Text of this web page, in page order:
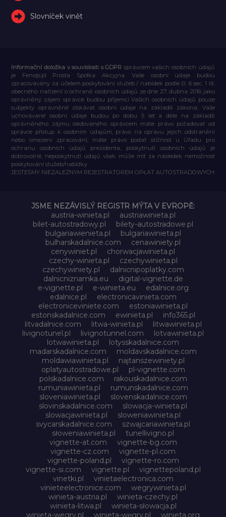
Slovníček vinět
Informační doložka v souvislosti s GDPR správcem vašich osobních údajů
je Feniqs.pl Prosta Spółka Akcyjna. Vaše osobní údaje budou
zpracovávány za účelem poskytování služeb / nabídek podle čl. 6 sec. 1 lit.
obecného nařízení o ochraně osobních údajů ze dne 27. dubna 2016 jako
oprávněný zájem správce budou příjemci Vašich osobních údajů pouze
subjekty oprávněné získávat osobní údaje na základě zákona, Vaše
uchovávané osobní údaje budou po dobu 5 let a déle na základě
oprávněného zájmu sledovaného správcem máte právo požadovat od
správce přístup k osobním údajům, právo na opravu jejich odstranění
nebo omezení zpracování, máte právo podat stížnost u Úřadu pro
ochranu osobních údajů prezidenta, poskytnutí osobních údajů je
dobrovolné, neposkytnutí údajů však může mít za následek nemožnost
poskytování služeb/nabídky.
JESTEŚMY NIEZALEŻNYM REJESTRATOREM OPŁAT AUTOSTRADOWYCH
JSME NEZÁVISLÝ REGISTR MÝTA V EVROPĚ:
austria-winieta.pl
austriawinieta.pl
bilet-autostradowy.pl
bilety-autostradowe.pl
bulgariawienieta.pl
bulgariawinieta.pl
bulharskadalnice.com
cenawiniety.pl
cenywiniet.pl
chorwacjawinieta.pl
czechy-winieta.pl
czechywinieta.pl
czechywiniety.pl
dalnicnipoplatky.com
dalnicniznamka.eu
digital-vignette.de
e-vignette.pl
e-winieta.eu
edalnice.org
edalnice.pl
electronicavinieta.com
electroniceviniete.com
estoniawinieta.pl
estonskadalnice.com
ewinieta.pl
info365.pl
litvadalnice.com
litwa-winieta.pl
litwawinieta.pl
livignotunel.pl
livignotunnel.com
lotvawinieta.pl
lotwawinieta.pl
lotysskadalnice.com
madarskadalnice.com
moldavskadalnice.com
moldawiawinieta.pl
najtanszewiniety.pl
oplatyautostradowe.pl
pl-vignette.com
polskadalnice.com
rakouskadalnice.com
rumuniawinieta.pl
rumunskadalnice.com
sloveniawinieta.pl
slovenskadalnice.com
slovinskadalnice.com
slowacja-winieta.pl
slowacjawinieta.pl
sloweniawinieta.pl
svycarskadalnice.com
szwajcariawinieta.pl
słoweniawinieta.pl
tunellivigno.pl
vignette-at.com
vignette-bg.com
vignette-cz.com
vignette-pl.com
vignette-poland.pl
vignette-ro.com
vignette-si.com
vignette.pl
vignettepoland.pl
vinetki.pl
vinietaelectronica.com
vinieteelectronice.com
wegrywinieta.pl
winieta-austria.pl
winieta-czechy.pl
winieta-litwa.pl
winieta-słowacja.pl
winieta-wegry.pl
winieta-węgry.pl winieta.org